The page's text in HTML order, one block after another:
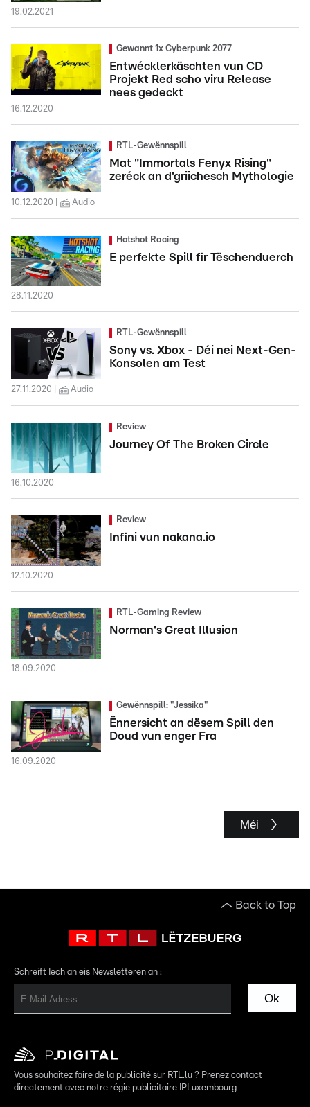
19.02.2021
Gewannt 1x Cyberpunk 2077
Entwécklerkäschten vun CD
Projekt Red scho viru Release
nees gedeckt
16.12.2020
RTL-Gewënnspill
Mat "Immortals Fenyx Rising"
zeréck an d'griichesch Mythologie
10.12.2020 Audio
Hotshot Racing
E perfekte Spill fir Tëschenduerch
28.11.2020
RTL-Gewënnspill
Sony vs. Xbox - Déi nei Next-Gen-
Konsolen am Test
27.11.2020 Audio
Review
Journey Of The Broken Circle
16.10.2020
Review
Infini vun nakana.io
12.10.2020
RTL-Gaming Review
Norman's Great Illusion
18.09.2020
Gewënnspill: "Jessika"
Ënnersicht an dësem Spill den
Doud vun enger Fra
16.09.2020
Méi
Back to Top
Schreift Iech an eis Newsletteren an :
Ok
Vous souhaitez faire de la publicité sur RTL.lu ? Prenez contact
directement avec notre régie publicitaire IPLuxembourg